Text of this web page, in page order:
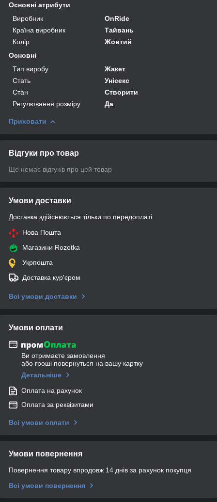
Основні атрибути
Виробник
OnRide
Країна виробник
Тайвань
Колір
Жовтий
Основні
Тип виробу
Жакет
Стать
Унісекс
Стан
Створити
Регулювання розміру
Да
Приховати
Відгуки про товар
Ще немає відгуків про цей товар
Умови доставки
Доставка здійснюється тільки по передоплаті.
Нова Пошта
Магазини Rozetka
Укрпошта
Доставка кур'єром
Всі умови доставки
Умови оплати
Ви отримаєте замовлення
або гроші повернуться на вашу картку
Детальніше
Оплата на рахунок
Оплата за реквізитами
Всі умови оплати
Умови повернення
Повернення товару впродовж 14 днів за рахунок покупця
Всі умови повернення